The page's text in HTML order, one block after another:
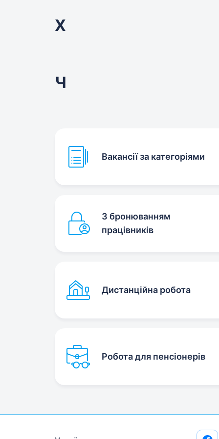
Х
Ч
Вакансії за категоріями
З бронюванням
працівників
Дистанційна робота
Робота для пенсіонерів